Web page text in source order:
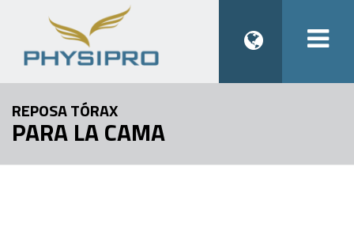
REPOSA TÓRAX
PARA LA CAMA